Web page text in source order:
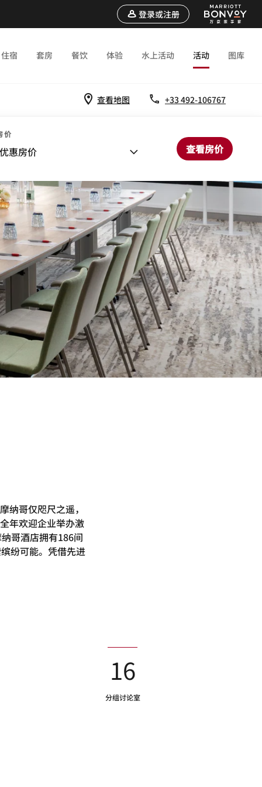
登录或注册
住宿 套房 餐饮 体验 水上活动 活动 图库
查看地图 +33 492-106767
价
惠房价 查看房价
纳哥仅咫尺之遥，
年欢迎企业举办激
哥酒店拥有186间
纷可能。凭借先进
16
分组讨论室